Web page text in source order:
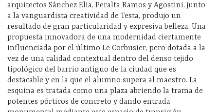
arquitectos Sánchez Elia, Peralta Ramos y Agostini, junto
a la vanguardista creatividad de Testa, produjo un
resultado de gran particularidad y expresiva belleza. Una
propuesta innovadora de una modernidad ciertamente
influenciada por el último Le Corbusier, pero dotada a la
vez de una calidad contextual dentro del denso tejido
tipológico del barrio antiguo de la ciudad que es
destacable y en la que el alumno supera al maestro. La
esquina es tratada como una plaza abriendo la trama de
potentes pórticos de concreto y dando entrada